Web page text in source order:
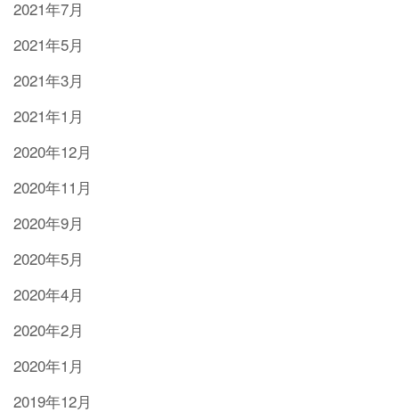
2021年7月
2021年5月
2021年3月
2021年1月
2020年12月
2020年11月
2020年9月
2020年5月
2020年4月
2020年2月
2020年1月
2019年12月